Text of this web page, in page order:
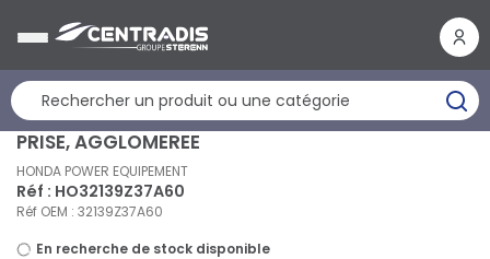
PRISE, AGGLOMEREE
HONDA POWER EQUIPEMENT
Réf : HO32139Z37A60
Réf OEM : 32139Z37A60
En recherche de stock disponible